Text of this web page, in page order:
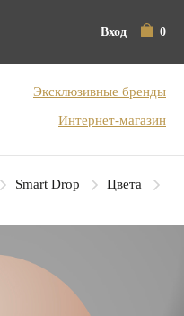
Вход 0
Эксклюзивные бренды
Интернет-магазин
Smart Drop Цвета